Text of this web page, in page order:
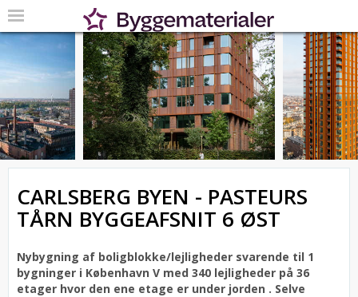
CARLSBERG BYEN - PASTEURS
TÅRN BYGGEAFSNIT 6 ØST
Nybygning af boligblokke/lejligheder svarende til 1
bygninger i København V med 340 lejligheder på 36
etager hvor den ene etage er under jorden . Selve